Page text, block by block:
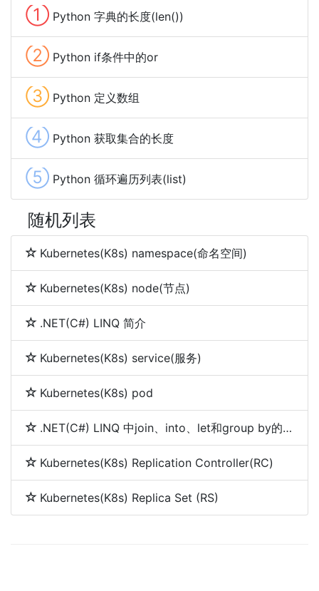
① Python 字典的长度(len())
② Python if条件中的or
③ Python 定义数组
④ Python 获取集合的长度
⑤ Python 循环遍历列表(list)
随机列表
Kubernetes(K8s) namespace(命名空间)
Kubernetes(K8s) node(节点)
.NET(C#) LINQ 简介
Kubernetes(K8s) service(服务)
Kubernetes(K8s) pod
.NET(C#) LINQ 中join、into、let和group by的使用
Kubernetes(K8s) Replication Controller(RC)
Kubernetes(K8s) Replica Set (RS)